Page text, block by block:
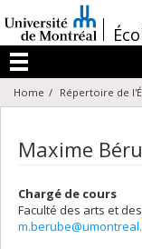
au
contenu
/
Menu
Home Répertoire de
Maxime
Chargé de cours
Faculté des arts et